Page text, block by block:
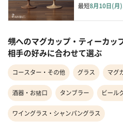
最短8月10日(月)
甥へのマグカップ・ティーカッ
相手の好みに合わせて選ぶ
コースター・その他 グラス マグ
酒器・お猪口 タンブラー ビール
ワイングラス・シャンパングラス